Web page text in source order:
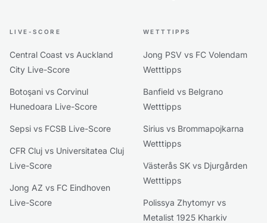
LIVE-SCORE
Central Coast vs Auckland
City Live-Score
Botoşani vs Corvinul
Hunedoara Live-Score
Sepsi vs FCSB Live-Score
CFR Cluj vs Universitatea Cluj
Live-Score
Jong AZ vs FC Eindhoven
Live-Score
WETTTIPPS
Jong PSV vs FC Volendam
Wetttipps
Banfield vs Belgrano
Wetttipps
Sirius vs Brommapojkarna
Wetttipps
Västerås SK vs Djurgården
Wetttipps
Polissya Zhytomyr vs
Metalist 1925 Kharkiv